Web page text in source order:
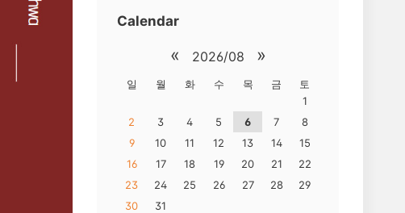
Calendar
« 2026/08 »
일 월 화 수 목 금
토
1
2
3 4 5 6 7
8
9
10 11 12 13 14
15
16
17 18 19 20 21
22
23
24 25 26 27 28
29
30
31